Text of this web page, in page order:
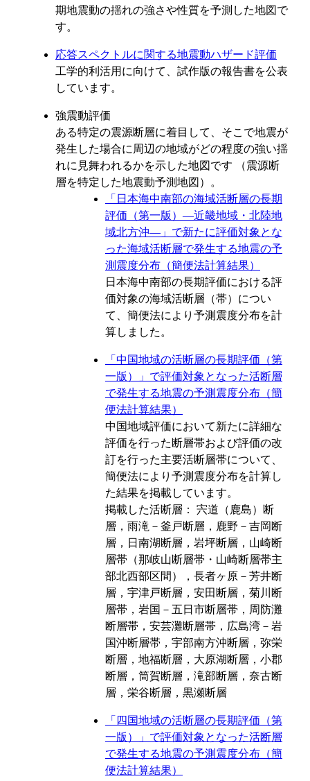
期地震動の揺れの強さや性質を予測した地図で
す。
応答スペクトルに関する地震動ハザード評価
工学的利活用に向けて、試作版の報告書を公表
しています。
強震動評価
ある特定の震源断層に着目して、そこで地震が
発生した場合に周辺の地域がどの程度の強い揺
れに見舞われるかを示した地図です （震源断
層を特定した地震動予測地図）。
「日本海中南部の海域活断層の長期
評価（第一版）―近畿地域・北陸地
域北方沖―」で新たに評価対象とな
った海域活断層で発生する地震の予
測震度分布（簡便法計算結果）
日本海中南部の長期評価における評
価対象の海域活断層（帯）につい
て、簡便法により予測震度分布を計
算しました。
「中国地域の活断層の長期評価（第
一版）」で評価対象となった活断層
で発生する地震の予測震度分布（簡
便法計算結果）
中国地域評価において新たに詳細な
評価を行った断層帯および評価の改
訂を行った主要活断層帯について、
簡便法により予測震度分布を計算し
た結果を掲載しています。
掲載した活断層： 宍道（鹿島）断
層，雨滝－釜戸断層，鹿野－吉岡断
層，日南湖断層，岩坪断層，山崎断
層帯（那岐山断層帯・山崎断層帯主
部北西部区間），長者ヶ原－芳井断
層，宇津戸断層，安田断層，菊川断
層帯，岩国－五日市断層帯，周防灘
断層帯，安芸灘断層帯，広島湾－岩
国沖断層帯，宇部南方沖断層，弥栄
断層，地福断層，大原湖断層，小郡
断層，筒賀断層，滝部断層，奈古断
層，栄谷断層，黒瀬断層
「四国地域の活断層の長期評価（第
一版）」で評価対象となった活断層
で発生する地震の予測震度分布（簡
便法計算結果）